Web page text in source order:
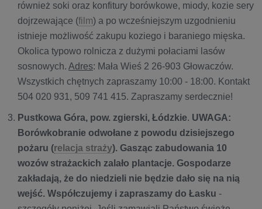
również soki oraz konfitury borówkowe, miody, kozie sery
dojrzewające (film) a po wcześniejszym uzgodnieniu
istnieje możliwość zakupu koziego i baraniego mięska.
Okolica typowo rolnicza z dużymi połaciami lasów
sosnowych. Adres: Mała Wieś 2 26-903 Głowaczów.
Wszystkich chętnych zapraszamy 10:00 - 18:00. Kontakt
504 020 931, 509 741 415. Zapraszamy serdecznie!
Pustkowa Góra, pow. zgierski, Łódzkie. UWAGA:
Borówkobranie odwołane z powodu dzisiejszego
pożaru (relacja straży). Gasząc zabudowania 10
wozów strażackich zalało plantacje. Gospodarze
zakładają, że do niedzieli nie będzie dało się na nią
wejść. Współczujemy i zapraszamy do Łasku -